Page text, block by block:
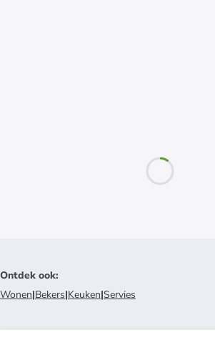
Ontdek ook:
Wonen|Bekers|Keuken|Servies